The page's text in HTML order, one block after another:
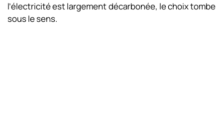
l’électricité est largement décarbonée, le choix tombe
sous le sens.